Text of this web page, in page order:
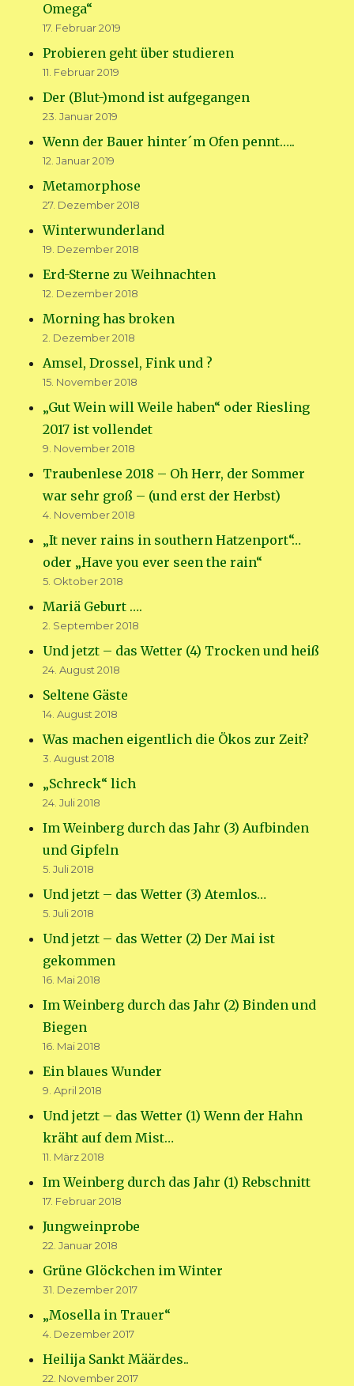
Omega“
17. Februar 2019
Probieren geht über studieren
11. Februar 2019
Der (Blut-)mond ist aufgegangen
23. Januar 2019
Wenn der Bauer hinter´m Ofen pennt…..
12. Januar 2019
Metamorphose
27. Dezember 2018
Winterwunderland
19. Dezember 2018
Erd-Sterne zu Weihnachten
12. Dezember 2018
Morning has broken
2. Dezember 2018
Amsel, Drossel, Fink und ?
15. November 2018
„Gut Wein will Weile haben“ oder Riesling
2017 ist vollendet
9. November 2018
Traubenlese 2018 – Oh Herr, der Sommer
war sehr groß – (und erst der Herbst)
4. November 2018
„It never rains in southern Hatzenport“…
oder „Have you ever seen the rain“
5. Oktober 2018
Mariä Geburt ….
2. September 2018
Und jetzt – das Wetter (4) Trocken und heiß
24. August 2018
Seltene Gäste
14. August 2018
Was machen eigentlich die Ökos zur Zeit?
3. August 2018
„Schreck“ lich
24. Juli 2018
Im Weinberg durch das Jahr (3) Aufbinden
und Gipfeln
5. Juli 2018
Und jetzt – das Wetter (3) Atemlos…
5. Juli 2018
Und jetzt – das Wetter (2) Der Mai ist
gekommen
16. Mai 2018
Im Weinberg durch das Jahr (2) Binden und
Biegen
16. Mai 2018
Ein blaues Wunder
9. April 2018
Und jetzt – das Wetter (1) Wenn der Hahn
kräht auf dem Mist…
11. März 2018
Im Weinberg durch das Jahr (1) Rebschnitt
17. Februar 2018
Jungweinprobe
22. Januar 2018
Grüne Glöckchen im Winter
31. Dezember 2017
„Mosella in Trauer“
4. Dezember 2017
Heilija Sankt Määrdes..
22. November 2017